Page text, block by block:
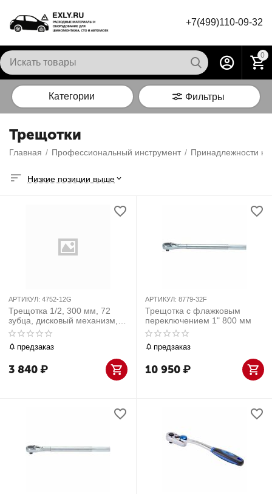
+7(499)110-09-32
0
Категории Фильтры
Трещотки
Главная / Профессиональный инструмент / Принадлежности к
Низкие позиции выше
АРТИКУЛ: 4752-12G
Трещотка 1/2, 300 мм, 72
зубца, дисковый механизм,
поворотная голова с кнопкой
king tony 4752-12g
предзаказ
3 840₽
АРТИКУЛ: 8779-32F
Трещотка с флажковым
переключением 1" 800 мм
предзаказ
10 950₽